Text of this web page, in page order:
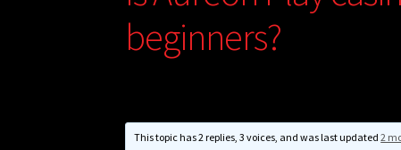
beginners?
This topic has 2 replies, 3 voices, and was last updated2